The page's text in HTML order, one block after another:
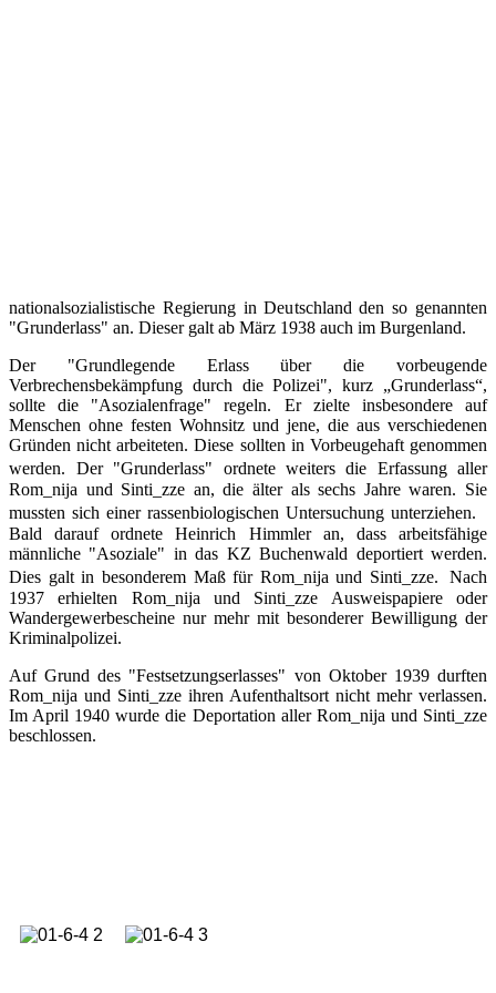
nationalsozialistische Regierung in Deutschland den so genannten
"Grunderlass" an. Dieser galt ab März 1938 auch im Burgenland.
Der "Grundlegende Erlass über die vorbeugende
Verbrechensbekämpfung durch die Polizei", kurz „Grunderlass“,
sollte die "Asozialenfrage" regeln. Er zielte insbesondere auf
Menschen ohne festen Wohnsitz und jene, die aus verschiedenen
Gründen nicht arbeiteten. Diese sollten in Vorbeugehaft genommen
werden. Der "Grunderlass" ordnete weiters die Erfassung aller
Rom_nija und Sinti_zze an, die älter als sechs Jahre waren. Sie
mussten sich einer rassenbiologischen Untersuchung unterziehen.
Bald darauf ordnete Heinrich Himmler an, dass arbeitsfähige
männliche "Asoziale" in das KZ Buchenwald deportiert werden.
Dies galt in besonderem Maß für Rom_nija und Sinti_zze. Nach
1937 erhielten Rom_nija und Sinti_zze Ausweispapiere oder
Wandergewerbescheine nur mehr mit besonderer Bewilligung der
Kriminalpolizei.
Auf Grund des "Festsetzungserlasses" von Oktober 1939 durften
Rom_nija und Sinti_zze ihren Aufenthaltsort nicht mehr verlassen.
Im April 1940 wurde die Deportation aller Rom_nija und Sinti_zze
beschlossen.